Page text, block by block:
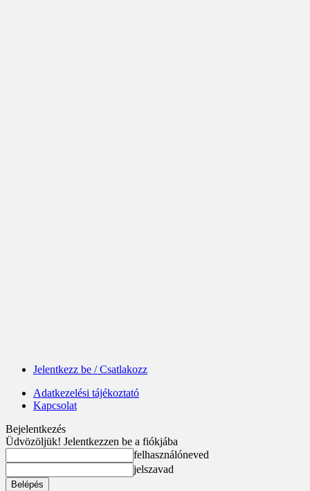
Jelentkezz be / Csatlakozz
Adatkezelési tájékoztató
Kapcsolat
Bejelentkezés
Üdvözöljük! Jelentkezzen be a fiókjába
felhasználóneved
jelszavad